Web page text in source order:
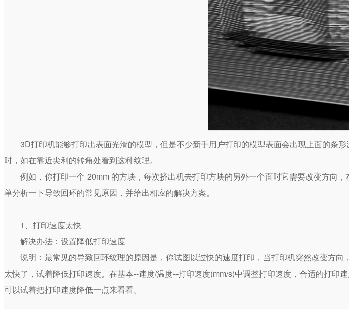
3D打印机能够打印出表面光滑的模型，但是不少新手用户打印的模型表面会出现上面的条
时，如在靠近尖利的转角处看到这种纹理。
例如，你打印一个 20mm 的方块，每次挤出机去打印方块的另外一个面时它需要改变方向
单分析一下导致回环的常见原因，并给出相应的解决方案。
1、打印速度太快
解决办法：设置降低打印速度
说明：最常见的导致回环纹理的原因是，你试图以过快的速度打印，当打印机突然改变方
太快了，试着降低打印速度。在基本--速度/温度--打印速度(mm/s)中调整打印速度，合适的打
可以试着把打印速度降低一点来看看。